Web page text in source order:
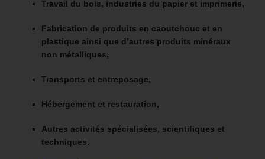
Travail du bois, industries du papier et imprimerie,
Fabrication de produits en caoutchouc et en
plastique ainsi que d’autres produits minéraux
non métalliques,
Transports et entreposage,
Hébergement et restauration,
Autres activités spécialisées, scientifiques et
techniques.